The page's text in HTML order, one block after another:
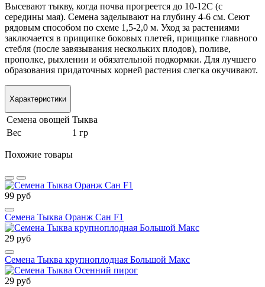
Высевают тыкву, когда почва прогреется до 10-12С (с
середины мая). Семена заделывают на глубину 4-6 см. Сеют
рядовым способом по схеме 1,5-2,0 м. Уход за растениями
заключается в прищипке боковых плетей, прищипке главного
стебля (после завязывания нескольких плодов), поливе,
прополке, рыхлении и обязательной подкормки. Для лучшего
образования придаточных корней растения слегка окучивают.
Характеристики
Семена овощей Тыква
Вес
1 гр
Похожие товары
99 руб
Семена Тыква Оранж Сан F1
29 руб
Семена Тыква крупноплодная Большой Макс
29 руб